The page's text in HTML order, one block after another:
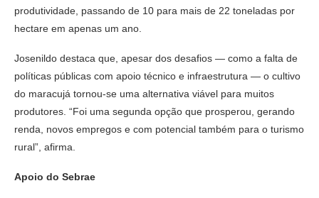
produtividade, passando de 10 para mais de 22 toneladas por
hectare em apenas um ano.
Josenildo destaca que, apesar dos desafios — como a falta de
políticas públicas com apoio técnico e infraestrutura — o cultivo
do maracujá tornou-se uma alternativa viável para muitos
produtores. “Foi uma segunda opção que prosperou, gerando
renda, novos empregos e com potencial também para o turismo
rural”, afirma.
Apoio do Sebrae